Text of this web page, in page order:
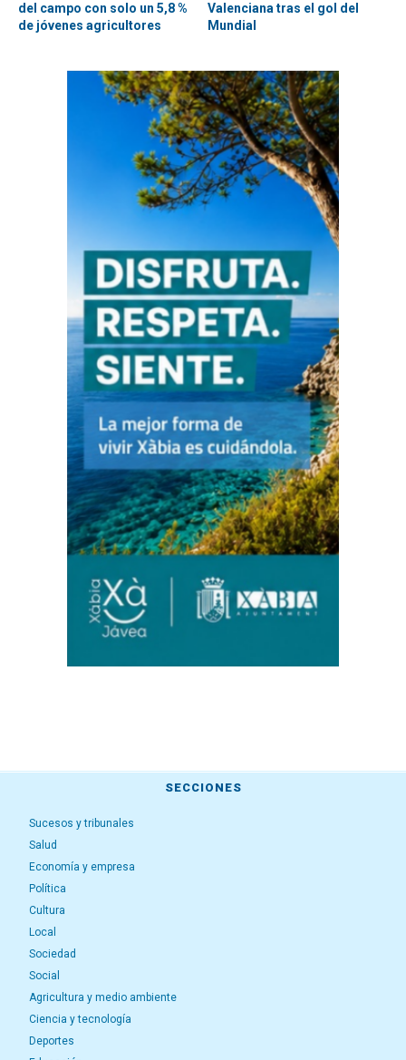
del campo con solo un 5,8 %
de jóvenes agricultores
Valenciana tras el gol del
Mundial
SECCIONES
Sucesos y tribunales
Salud
Economía y empresa
Política
Cultura
Local
Sociedad
Social
Agricultura y medio ambiente
Ciencia y tecnología
Deportes